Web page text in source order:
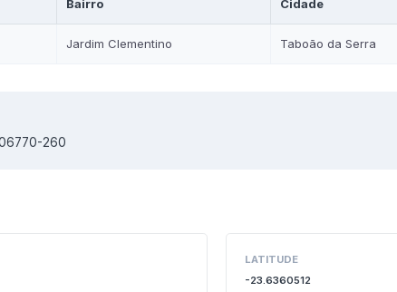
Bairro Cidade
Jardim Clementino Taboão da Serra
260
LATITUDE
-23.6360512